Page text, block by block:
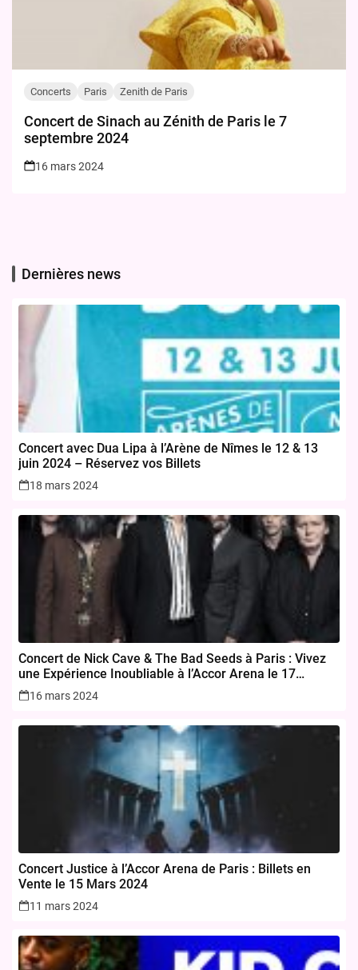
Concerts Paris Zenith de Paris
Concert de Sinach au Zénith de Paris le 7
septembre 2024
16 mars 2024
Dernières news
Concert avec Dua Lipa à l’Arène de Nîmes le 12 & 13
juin 2024 – Réservez vos Billets
18 mars 2024
Concert de Nick Cave & The Bad Seeds à Paris : Vivez
une Expérience Inoubliable à l’Accor Arena le 17
novembre 2024
16 mars 2024
Concert Justice à l’Accor Arena de Paris : Billets en
Vente le 15 Mars 2024
11 mars 2024